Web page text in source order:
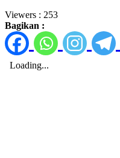
Viewers : 253
Bagikan :